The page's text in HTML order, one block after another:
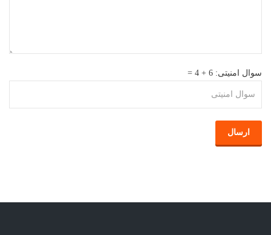
سوال امنیتی: 6 + 4 =
ارسال